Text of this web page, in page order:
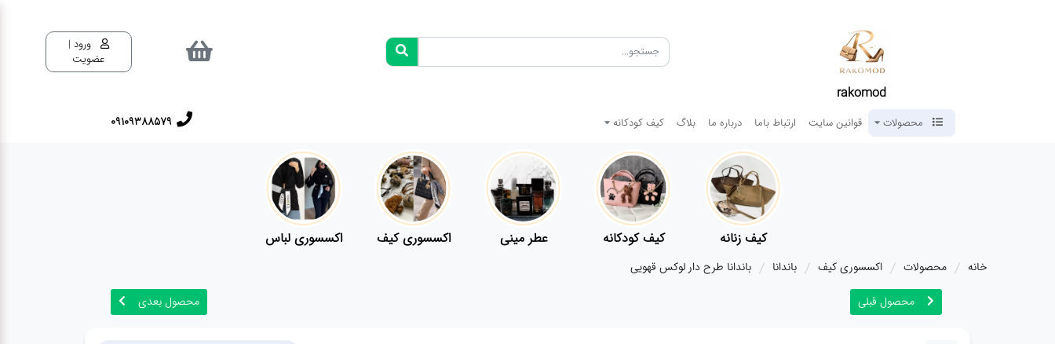
rakomod
ورود |
عضویت
محصولات قوانین سایت ارتباط باما درباره ما بلاگ کیف کودکانه 09109388579
کیف زنانه کیف کودکانه عطر مینی اکسسوری کیف اکسسوری لباس
خانه محصولات اکسسوری کیف باندانا
باندانا طرح دار لوکس قهویی
محصول قبلی
محصول بعدی